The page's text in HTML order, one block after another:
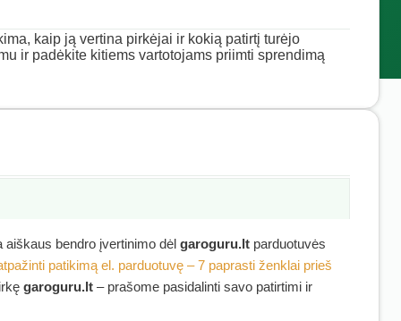
kaip ją vertina pirkėjai ir kokią patirtį turėjo
ir padėkite kitiems vartotojams priimti sprendimą
aiškaus bendro įvertinimo dėl garoguru.lt parduotuvės
patikimą el. parduotuvę – 7 paprasti ženklai prieš
garoguru.lt – prašome pasidalinti savo patirtimi ir